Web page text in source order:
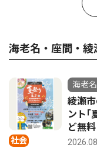
海老名・座間・
社会
海老
綾瀬
ント｢
ど無料